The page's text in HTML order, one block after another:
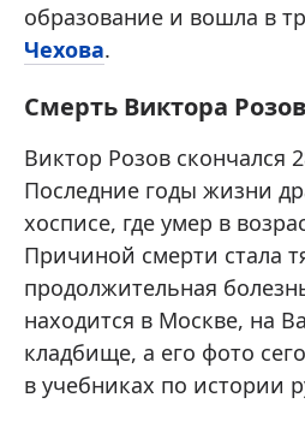
образование и вошла в
Чехова.
Смерть Виктора
Виктор Розов скончался
Последние годы жизни
хосписе, где умер в
Причиной смерти стала
продолжительная
находится в Москве, на
кладбище, а его фото
в учебниках по истории